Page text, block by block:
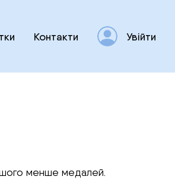
Контакти Увійти
менше медалей.